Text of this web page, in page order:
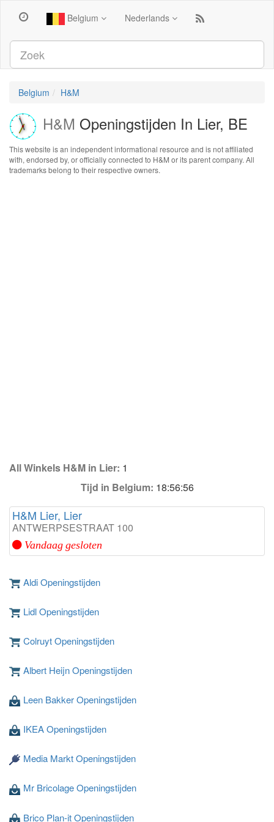
Belgium Nederlands
Belgium H&M
H&M Openingstijden In Lier, BE
This website is an independent informational resource and is not affiliated
with, endorsed by, or officially connected to H&M or its parent company. All
trademarks belong to their respective owners.
All Winkels H&M in Lier: 1
Tijd in Belgium: 18:56:56
H&M Lier, Lier
ANTWERPSESTRAAT 100
Vandaag gesloten
Aldi Openingstijden
Lidl Openingstijden
Colruyt Openingstijden
Albert Heijn Openingstijden
Leen Bakker Openingstijden
IKEA Openingstijden
Media Markt Openingstijden
Mr Bricolage Openingstijden
Brico Plan-it Openingstijden